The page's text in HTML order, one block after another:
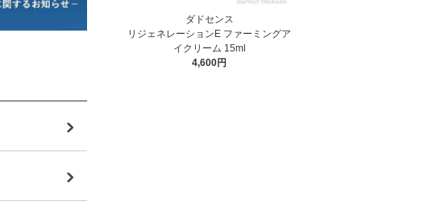
ダドセンス
リジェネレーションE ファーミングア
イクリーム 15ml
4,600円